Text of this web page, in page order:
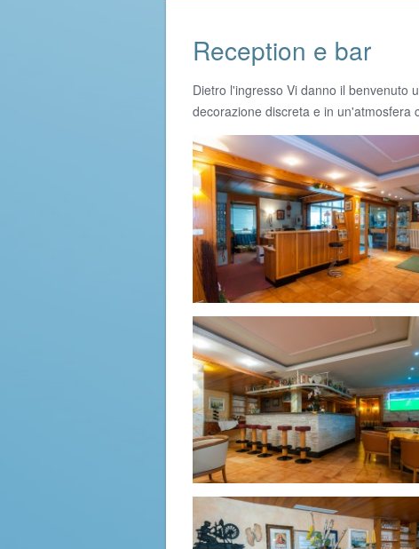
Reception e bar
Dietro l'ingresso Vi danno il benvenuto
decorazione discreta e in un'atmosfera